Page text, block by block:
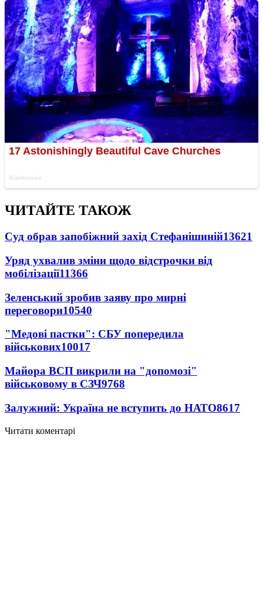
ЧИТАЙТЕ ТАКОЖ
Суд обрав запобіжний захід Стефанішиній13621
Уряд ухвалив зміни щодо відстрочки від
мобілізації11366
Зеленський зробив заяву про мирні
переговори10540
"Медові пастки": СБУ попередила
військових10017
Майора ВСП викрили на "допомозі"
військовому в СЗЧ9768
Залужний: Україна не вступить до НАТО8617
Читати коментарі